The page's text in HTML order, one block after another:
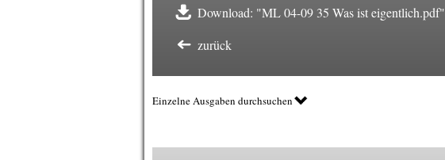
Download: "ML 04-09 35 Was ist eigentlich.pdf"
zurück
Einzelne Ausgaben durchsuchen